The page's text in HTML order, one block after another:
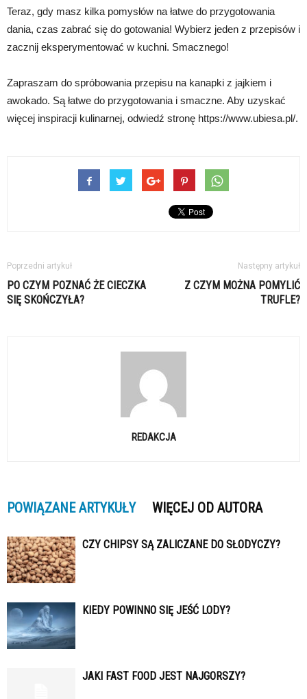
Teraz, gdy masz kilka pomysłów na łatwe do przygotowania
dania, czas zabrać się do gotowania! Wybierz jeden z przepisów i
zacznij eksperymentować w kuchni. Smacznego!
Zapraszam do spróbowania przepisu na kanapki z jajkiem i
awokado. Są łatwe do przygotowania i smaczne. Aby uzyskać
więcej inspiracji kulinarnej, odwiedź stronę https://www.ubiesa.pl/.
Poprzedni artykuł
PO CZYM POZNAĆ ŻE CIECZKA
SIĘ SKOŃCZYŁA?
Następny artykuł
Z CZYM MOŻNA POMYLIĆ
TRUFLE?
REDAKCJA
POWIĄZANE ARTYKUŁY WIĘCEJ OD AUTORA
CZY CHIPSY SĄ ZALICZANE DO SŁODYCZY?
KIEDY POWINNO SIĘ JEŚĆ LODY?
JAKI FAST FOOD JEST NAJGORSZY?